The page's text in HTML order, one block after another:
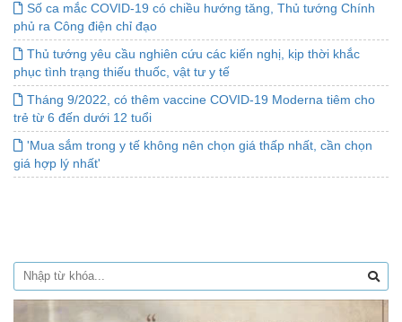
Số ca mắc COVID-19 có chiều hướng tăng, Thủ tướng Chính
phủ ra Công điện chỉ đạo
Thủ tướng yêu cầu nghiên cứu các kiến nghị, kịp thời khắc
phục tình trạng thiếu thuốc, vật tư y tế
Tháng 9/2022, có thêm vaccine COVID-19 Moderna tiêm cho
trẻ từ 6 đến dưới 12 tuổi
'Mua sắm trong y tế không nên chọn giá thấp nhất, cần chọn
giá hợp lý nhất'